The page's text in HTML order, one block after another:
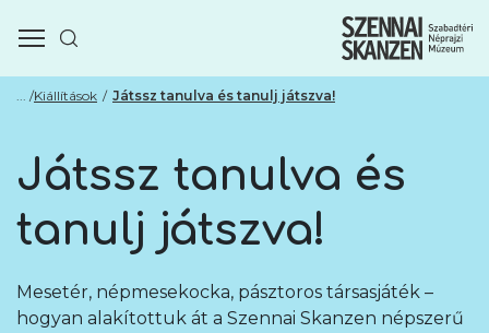
Kiállítások Játssz tanulva és tanulj játszva!
Játssz tanulva és
tanulj játszva!
Mesetér, népmesekocka, pásztoros társasjáték –
hogyan alakítottuk át a Szennai Skanzen népszerű